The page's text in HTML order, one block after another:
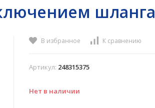
шланга
В избранное К сравнению
Артикул: 248315375
Нет в наличии